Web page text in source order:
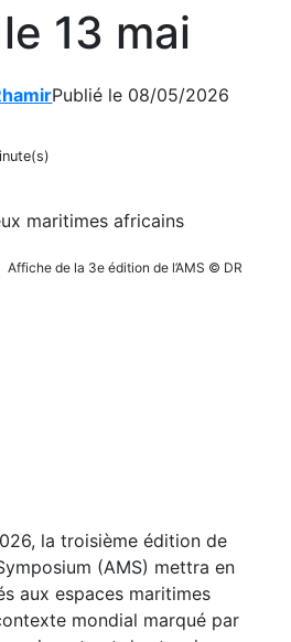
13 mai
Publié le 08/05/2026
Affiche de la 3e édition de l’AMS © DR
la troisième édition de
(AMS) mettra en
aux espaces maritimes
mondial marqué par